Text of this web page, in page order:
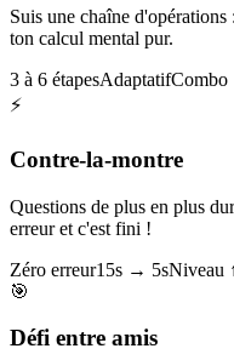
Suis une chaîne
ton calcul mental pur.
3 à 6 étapesAdaptatifCombo
⚡
Contre-la-montre
Questions de plus en plus
erreur et c'est fini !
Zéro erreur15s → 5sNiveau
🎯
Défi entre amis